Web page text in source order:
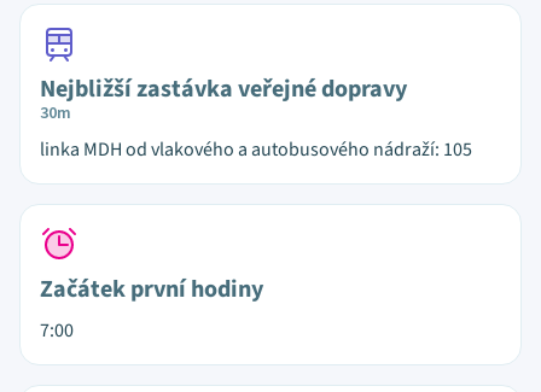
Nejbližší zastávka veřejné dopravy
30m
linka MDH od vlakového a autobusového nádraží: 105
Začátek první hodiny
7:00